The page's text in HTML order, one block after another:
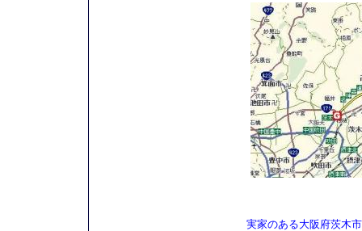
実家のある大阪府茨木